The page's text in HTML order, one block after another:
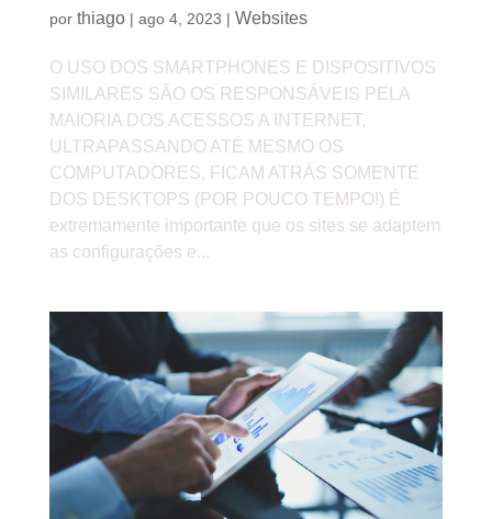
por thiago| ago 4, 2023 | Websites
O USO DOS SMARTPHONES E DISPOSITIVOS
SIMILARES SÃO OS RESPONSÁVEIS PELA
MAIORIA DOS ACESSOS A INTERNET,
ULTRAPASSANDO ATÉ MESMO OS
COMPUTADORES, FICAM ATRÁS SOMENTE
DOS DESKTOPS (POR POUCO TEMPO!) É
extremamente importante que os sites se adaptem
as configurações e...